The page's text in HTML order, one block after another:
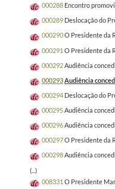
000288 Encontro
000289 Deslocação do
000290O Presidente da
000291 O Presidente da
000292Audiência
000293Audiência
000294 Deslocação do
000295Audiência
000296Audiência
000297O Presidente da
000298Audiência
(...)
008331 O Presidente